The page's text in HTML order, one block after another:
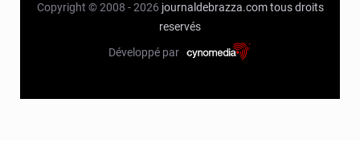
Copyright © 2008 - 2026 journaldebrazza.com tous droits
reservés
Développé par